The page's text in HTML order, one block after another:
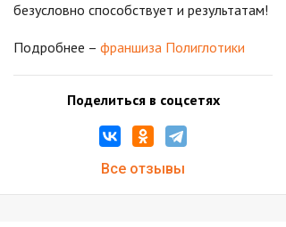
безусловно способствует и результатам!
Подробнее – франшиза Полиглотики
Поделиться в соцсетях
Все отзывы